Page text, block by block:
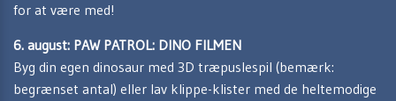
for at være med!
6. august: PAW PATROL: DINO FILMEN
Byg din egen dinosaur med 3D træpuslespil (bemærk:
begrænset antal) eller lav klippe-klister med de heltemodige